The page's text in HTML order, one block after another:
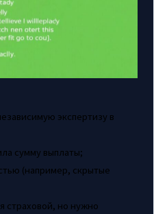
экспертизу в
сумму выплаты;
(например, скрытые
страховой, но нужно